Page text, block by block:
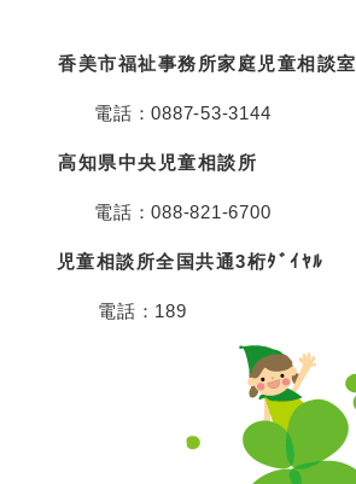
香美市福祉事務所家庭児童相談室
電話：0887‐53‐3144
高知県中央児童相談所
電話：088‐821‐6700
児童相談所全国共通3桁ﾀﾞｲﾔﾙ
電話：189